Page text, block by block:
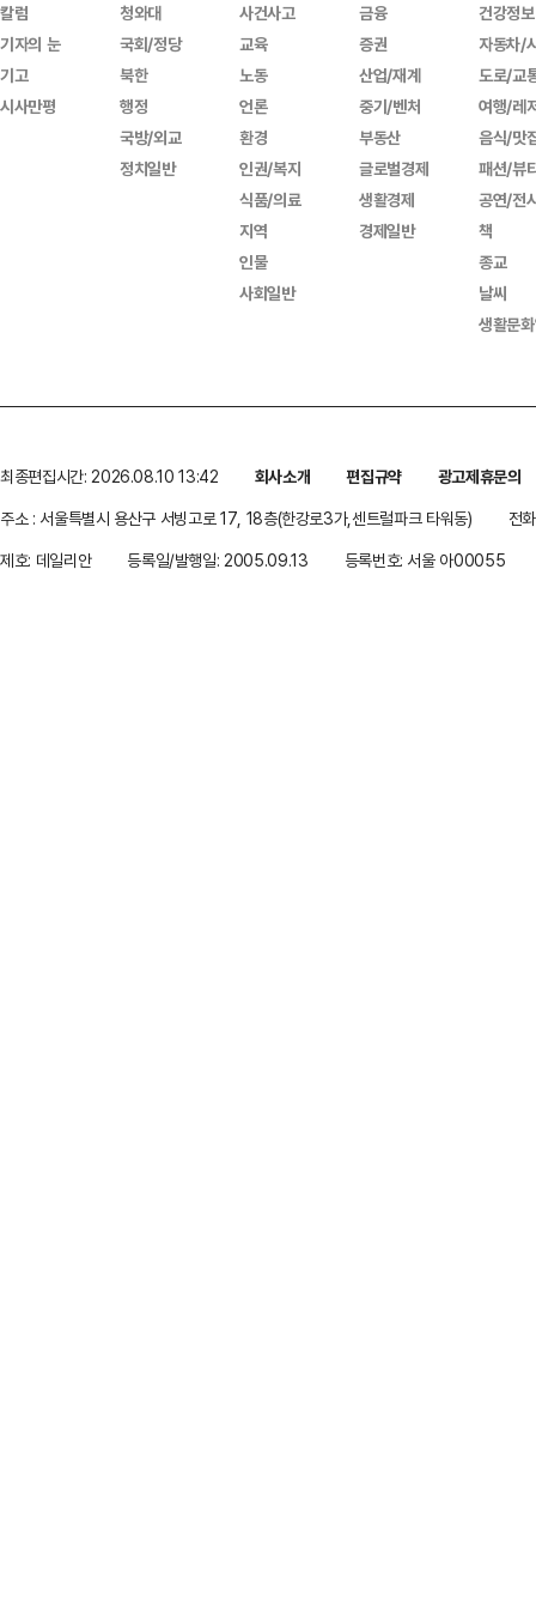
칼럼
기자의 눈
기고
시사만평
청와대
국회/정당
북한
행정
국방/외교
정치일반
사건사고
교육
노동
언론
환경
인권/복지
식품/의료
지역
인물
사회일반
금융
증권
산업/재계
중기/벤처
부동산
글로벌경제
생활경제
경제일반
건강정보
자동차/
도로/교
여행/레
음식/맛
패션/뷰
공연/전
책
종교
날씨
생활문
최종편집시간: 2026.08.10 13:42 회사소개 편집규약
광고제휴문의
주소 : 서울특별시 용산구 서빙고로 17, 18층(한강로3가,센트럴파크 타워동)
전
제호: 데일리안
등록일/발행일: 2005.09.13 등록번호: 서울 아00055